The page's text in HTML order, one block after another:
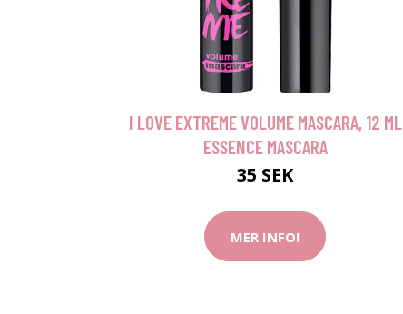
I LOVE EXTREME VOLUME MASCARA, 12 ML
ESSENCE MASCARA
35 SEK
MER INFO!